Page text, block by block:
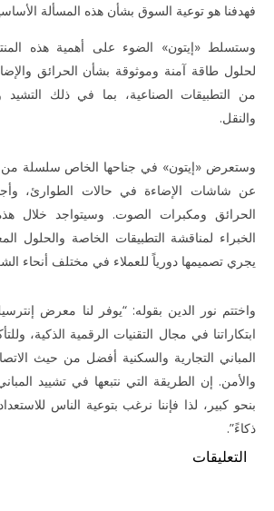
فهدفنا هو توعية السوق بشأن هذه المسألة
وستسلط «إيتون» الضوء على أهمية هذه
لحلول طاقة آمنة وموثوقة بشأن الحرائق
من التطبيقات الصناعية، بما في ذلك التشيد
والنقل.
وستعرض «إيتون» في جناحها الخاص سلسلة من
عن شاشات الإضاءة في حالات الطوارئ،
الحرائق ومكبرات الصوت. وسيتواجد خلال
الخبراء لمناقشة التطبيقات الخاصة والحلول
يجري تصميمها دورياً للعملاء في مختلف أنحاء
واختتم نور الدين بقوله: “يوفر لنا معرض
ابتكاراتنا في مجال التقنيات الرقمية الذكية،
المباني التجارية والسكنية أفضل من حيث
والأمن. إن الطريقة التي نتبعها في تشييد المباني
بنحو كبير، لذا فإننا نرغب بتوعية الناس
ذكاءً”.
التعليقات